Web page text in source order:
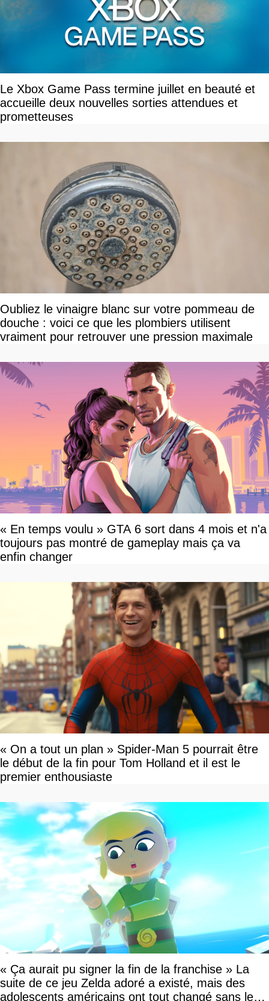
Le Xbox Game Pass termine juillet en beauté et
accueille deux nouvelles sorties attendues et
prometteuses
Oubliez le vinaigre blanc sur votre pommeau de
douche : voici ce que les plombiers utilisent
vraiment pour retrouver une pression maximale
« En temps voulu » GTA 6 sort dans 4 mois et n'a
toujours pas montré de gameplay mais ça va
enfin changer
« On a tout un plan » Spider-Man 5 pourrait être
le début de la fin pour Tom Holland et il est le
premier enthousiaste
« Ça aurait pu signer la fin de la franchise » La
suite de ce jeu Zelda adoré a existé, mais des
adolescents américains ont tout changé sans le